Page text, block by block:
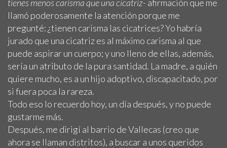
tienes menos carisma que una cicatriz- afirmación que me
llamó poderosamente la atención porque me
pregunté: ¿tienen carisma las cicatrices? Yo habría
jurado que una cicatriz es al máximo carisma al que
puede aspirar un cuerpo; y uno lleno de ellas, además,
sería un atributo de la pura santidad. La madre, a quién
quiere mucho, es a un hijo adoptivo, discapacitado, por
si fuera poca la rareza.
Todo eso lo recuerdo hoy, un día después, y no puede
gustarme más.
Después, me dirigí al barrio de Vallecas (creo que
ahora se llaman distritos), a buscar a unos queridos